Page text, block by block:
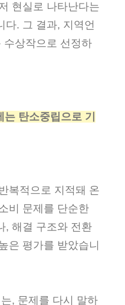
현실로 나타난다는
다. 그 결과, 지역언
수상작으로 선정하
탄소중립으로 기
복적으로 지적돼 온
비 문제를 단순한
, 해결 구조와 전환
은 평가를 받았습니
, 문제를 다시 말하